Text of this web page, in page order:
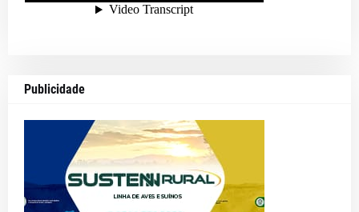
Publicidade